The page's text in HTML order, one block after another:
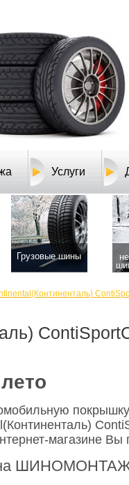
Услуги
Грузовые шины
лето
магазине Вы
на